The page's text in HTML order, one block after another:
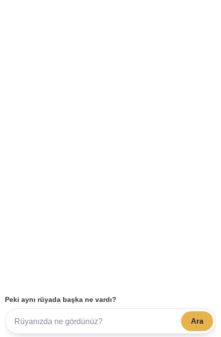
Peki aynı rüyada başka ne vardı?
Ara